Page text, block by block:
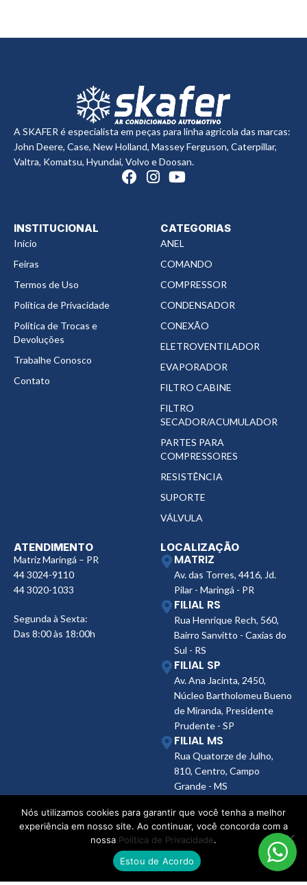
A SKAFER é especialista em peças para linha agrícola das marcas:
John Deere, Case, New Holland, Massey Ferguson, Caterpillar,
Valtra, Komatsu, Hyundai, Volvo e Doosan.
INSTITUCIONAL
Início
Feiras
Termos de Uso
Política de Privacidade
Política de Trocas e
Devoluções
Trabalhe Conosco
Contato
CATEGORIAS
ANEL
COMANDO
COMPRESSOR
CONDENSADOR
CONEXÃO
ELETROVENTILADOR
EVAPORADOR
FILTRO CABINE
FILTRO
SECADOR/ACUMULADOR
PARTES PARA
COMPRESSORES
RESISTÊNCIA
SUPORTE
VÁLVULA
ATENDIMENTO
Matriz Maringá – PR
44 3024-9110
44 3020-1033
Segunda à Sexta:
Das 8:00 às 18:00h
LOCALIZAÇÃO
MATRIZ
Av. das Torres, 4416, Jd.
Pilar - Maringá - PR
FILIAL RS
Rua Henrique Rech, 560,
Bairro Sanvitto - Caxias do
Sul - RS
FILIAL SP
Av. Ana Jacinta, 2450,
Núcleo Bartholomeu Bueno
de Miranda, Presidente
Prudente - SP
FILIAL MS
Rua Quatorze de Julho,
810, Centro, Campo
Grande - MS
© Skafer 2025 – Todos os
12.403.943/0001-44
Nós utilizamos cookies para garantir que você tenha a melhor
experiência em nosso site. Ao continuar, você concorda com a
nossa Política de Privacidade.
Estou de Acordo